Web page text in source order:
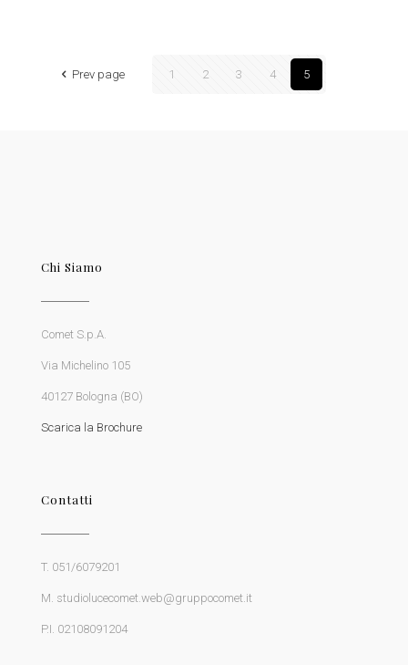
Prev page 1 2 3 4 5
Chi Siamo
Comet S.p.A.
Via Michelino 105
40127 Bologna (BO)
Scarica la Brochure
Contatti
T. 051/6079201
M. studiolucecomet.web@gruppocomet.it
P.I. 02108091204